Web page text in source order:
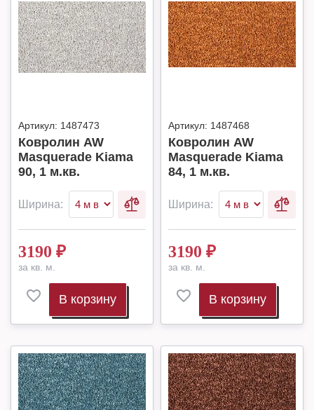
Артикул: 1487473
Ковролин AW
Masquerade Kiama
90, 1 м.кв.
Ширина:
3190 ₽
за кв. м.
В корзину
Артикул: 1487468
Ковролин AW
Masquerade Kiama
84, 1 м.кв.
Ширина:
3190 ₽
за кв. м.
В корзину